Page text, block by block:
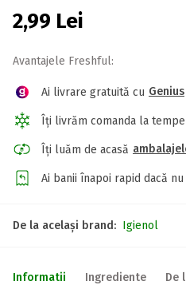
2,99 Lei
Avantajele Freshful:
Ai livrare gratuită cu Genius
Îți livrăm comanda la
Îți luăm de acasă
Ai banii înapoi rapid dacă
De la același brand: Igienol
Informatii Ingrediente De